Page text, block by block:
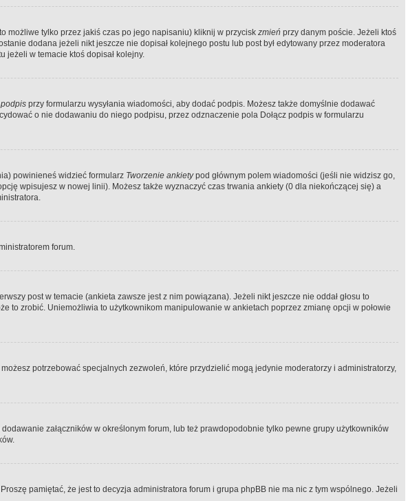
możliwe tylko przez jakiś czas po jego napisaniu) kliknij w przycisk zmień przy danym poście. Jeżeli ktoś
dodana jeżeli nikt jeszcze nie dopisał kolejnego postu lub post był edytowany przez moderatora
jeżeli w temacie ktoś dopisał kolejny.
podpis przy formularzu wysyłania wiadomości, aby dodać podpis. Możesz także domyślnie dodawać
o nie dodawaniu do niego podpisu, przez odznaczenie pola Dołącz podpis w formularzu
powinieneś widzieć formularz Tworzenie ankietypod głównym polem wiadomości (jeśli nie widzisz go,
wpisujesz w nowej linii). Możesz także wyznaczyć czas trwania ankiety (0 dla niekończącej się) a
forum.
post w temacie (ankieta zawsze jest z nim powiązana). Jeżeli nikt jeszcze nie oddał głosu to
to zrobić. Uniemożliwia to użytkownikom manipulowanie w ankietach poprzez zmianę opcji w połowie
potrzebować specjalnych zezwoleń, które przydzielić mogą jedynie moderatorzy i administratorzy,
załączników w określonym forum, lub też prawdopodobnie tylko pewne grupy użytkowników
pamiętać, że jest to decyzja administratora forum i grupa phpBB nie ma nic z tym wspólnego. Jeżeli